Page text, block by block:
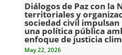
Diálogos de Paz con la
territoriales y
sociedad civil
una política pública
enfoque de justicia
May 22, 2026